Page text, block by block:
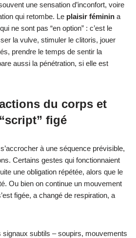
une sensation d’inconfort, voire
qui retombe. Le plaisir féminin a
ne sont pas “en option” : c’est le
la vulve, stimuler le clitoris, jouer
prendre le temps de sentir la
aussi la pénétration, si elle est
du corps et
figé
à une séquence prévisible,
Certains gestes qui fonctionnaient
une obligation répétée, alors que le
Ou bien on continue un mouvement
figée, a changé de respiration, a
signaux subtils – soupirs, mouvements